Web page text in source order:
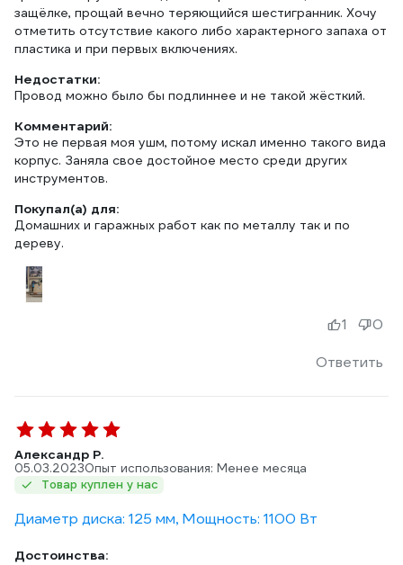
защёлке, прощай вечно теряющийся шестигранник. Хочу
отметить отсутствие какого либо характерного запаха от
пластика и при первых включениях.
Недостатки:
Провод можно было бы подлиннее и не такой жёсткий.
Комментарий:
Это не первая моя ушм, потому искал именно такого вида
корпус. Заняла свое достойное место среди других
инструментов.
Покупал(а) для:
Домашних и гаражных работ как по металлу так и по
дереву.
Ответить
1 0
Александр Р.
05.03.2023Опыт использования: Менее месяца
Товар куплен у нас
Диаметр диска: 125 мм, Мощность: 1100 Вт
Достоинства: